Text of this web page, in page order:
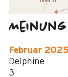
Meinung
Februar 2025
Delphine
3